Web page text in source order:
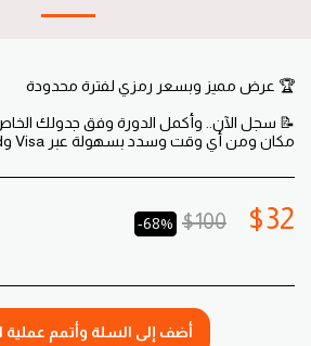
📝 سجل الآن.. وأكمل الدورة وفق جدولك
مكان ومن أي وقت وسدد بسهولة عبر Visa وMastercard
$32
$100
-68%
أضف إلى السلة وأتمم عملية